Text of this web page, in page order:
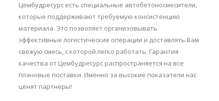
Цембудресурс есть специальные автобетоносмесители,
которые поддерживают требуемую консистенцию
материала. Это позволяет организовывать
эффективные логистические операции и доставлять Вам
свежую смесь, с которой легко работать. Гарантия
качества от Цембудресурс распространяется на все
плановые поставки. Именно за высокие показатели нас
ценят партнеры!